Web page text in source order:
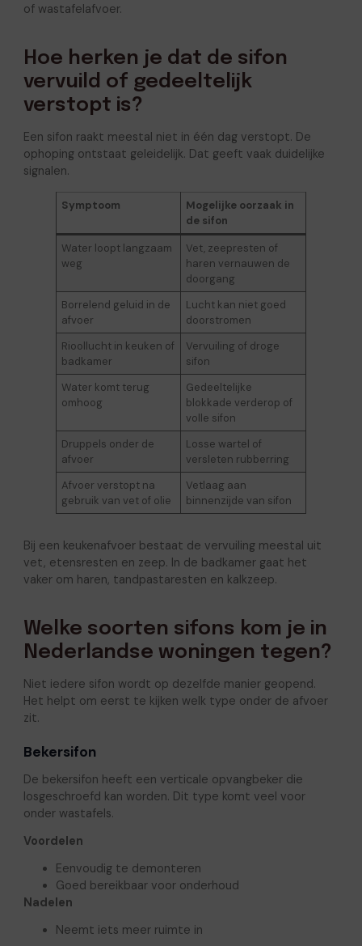
of wastafelafvoer.
Hoe herken je dat de sifon
vervuild of gedeeltelijk
verstopt is?
Een sifon raakt meestal niet in één dag verstopt. De
ophoping ontstaat geleidelijk. Dat geeft vaak duidelijke
signalen.
Symptoom
Mogelijke oorzaak in
de sifon
Water loopt langzaam
weg
Vet, zeepresten of
haren vernauwen de
doorgang
Borrelend geluid in de
afvoer
Lucht kan niet goed
doorstromen
Rioollucht in keuken of
badkamer
Vervuiling of droge
sifon
Water komt terug
omhoog
Gedeeltelijke
blokkade verderop of
volle sifon
Druppels onder de
afvoer
Losse wartel of
versleten rubberring
Afvoer verstopt na
gebruik van vet of olie
Vetlaag aan
binnenzijde van sifon
Bij een keukenafvoer bestaat de vervuiling meestal uit
vet, etensresten en zeep. In de badkamer gaat het
vaker om haren, tandpastaresten en kalkzeep.
Welke soorten sifons kom je in
Nederlandse woningen tegen?
Niet iedere sifon wordt op dezelfde manier geopend.
Het helpt om eerst te kijken welk type onder de afvoer
zit.
Bekersifon
De bekersifon heeft een verticale opvangbeker die
losgeschroefd kan worden. Dit type komt veel voor
onder wastafels.
Voordelen
Eenvoudig te demonteren
Goed bereikbaar voor onderhoud
Nadelen
Neemt iets meer ruimte in